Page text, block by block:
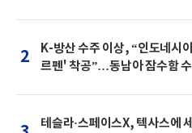
2
K-방산 수주 이상, “인도네시
르펜' 착공”…동남아 잠수함
테슬라·스페이스X, 텍사스에